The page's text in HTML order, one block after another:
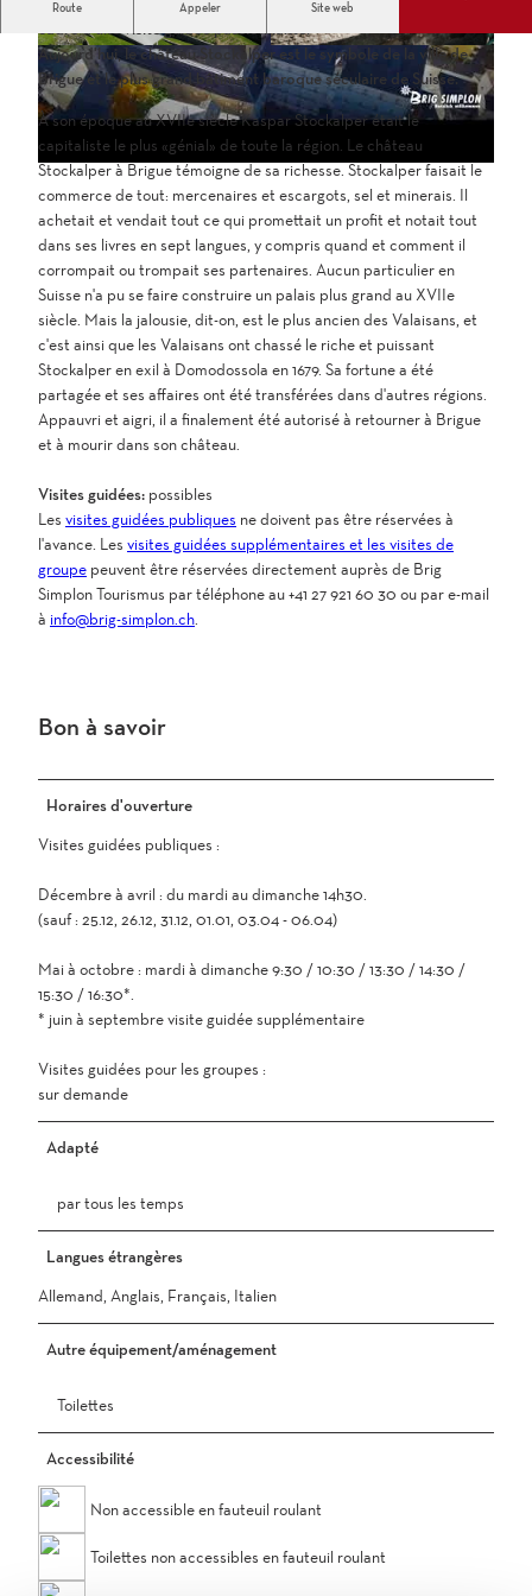
i
r
e
l
a
v
i
d
é
o
4
1
5
9
8
2
7
4
3
0
1
_
9
8
3
5
b
b
a
c
0
_
k
g
S
o
m
m
e
r
i
n
B
r
i
g
_
2
.
j
Route Appeler Site web
cadre d'une visite guidée passionnante.
Aujourd'hui, le château Stockalper est le symbole de la ville de
Brigue et le plus grand bâtiment baroque séculaire de Suisse.
À son époque au XVIIe siècle Kaspar Stockalper était le
capitaliste le plus «génial» de toute la région. Le château
Stockalper à Brigue témoigne de sa richesse. Stockalper faisait le
commerce de tout: mercenaires et escargots, sel et minerais. Il
achetait et vendait tout ce qui promettait un profit et notait tout
dans ses livres en sept langues, y compris quand et comment il
corrompait ou trompait ses partenaires. Aucun particulier en
Suisse n'a pu se faire construire un palais plus grand au XVIIe
siècle. Mais la jalousie, dit-on, est le plus ancien des Valaisans, et
c'est ainsi que les Valaisans ont chassé le riche et puissant
Stockalper en exil à Domodossola en 1679. Sa fortune a été
partagée et ses affaires ont été transférées dans d'autres régions.
Appauvri et aigri, il a finalement été autorisé à retourner à Brigue
et à mourir dans son château.
Visites guidées: possibles
Les visites guidées publiques ne doivent pas être réservées à
l'avance. Les visites guidées supplémentaires et les visites de
groupe peuvent être réservées directement auprès de Brig
Simplon Tourismus par téléphone au +41 27 921 60 30 ou par e-mail
à info@brig-simplon.ch.
Bon à savoir
Horaires d'ouverture
Visites guidées publiques :
Décembre à avril : du mardi au dimanche 14h30.
(sauf : 25.12, 26.12, 31.12, 01.01, 03.04 - 06.04)
Mai à octobre : mardi à dimanche 9:30 / 10:30 / 13:30 / 14:30 /
15:30 / 16:30*.
* juin à septembre visite guidée supplémentaire
Visites guidées pour les groupes :
sur demande
Adapté
par tous les temps
Langues étrangères
Allemand, Anglais, Français, Italien
Autre équipement/aménagement
Toilettes
Accessibilité
Non accessible en fauteuil roulant
Toilettes non accessibles en fauteuil roulant